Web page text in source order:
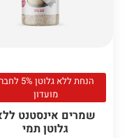
הנחת ללא גלוטן
מועדון
שמרים אינסטנט
גלוטן תמי